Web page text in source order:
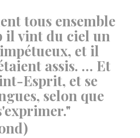
tous ensemble
il vint du ciel un
et il
assis. … Et
Esprit, et se
selon que